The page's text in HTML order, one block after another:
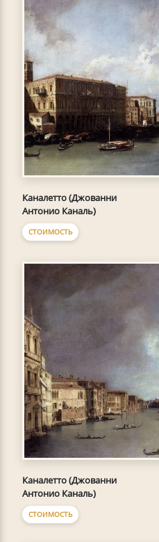
Каналетто (Джованни
Антонио Каналь)
СТОИМОСТЬ
Каналетто (Джованни
Антонио Каналь)
СТОИМОСТЬ